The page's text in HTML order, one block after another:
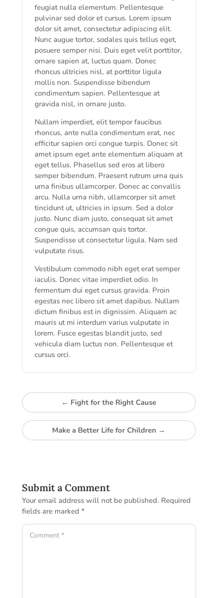
feugiat nulla elementum. Pellentesque
pulvinar sed dolor et cursus. Lorem ipsum
dolor sit amet, consectetur adipiscing elit.
Nunc augue tortor, sodales quis tellus eget,
posuere semper nisi. Duis eget velit porttitor,
ornare sapien at, luctus quam. Donec
rhoncus ultricies nisl, at porttitor ligula
mollis non. Suspendisse bibendum
condimentum sapien. Pellentesque at
gravida nisl, in ornare justo.
Nullam imperdiet, elit tempor faucibus
rhoncus, ante nulla condimentum erat, nec
efficitur sapien orci congue turpis. Donec sit
amet ipsum eget ante elementum aliquam at
eget tellus. Phasellus sed eros at libero
semper bibendum. Praesent rutrum urna quis
urna finibus ullamcorper. Donec ac convallis
arcu. Nulla urna nibh, ullamcorper sit amet
tincidunt ut, ultricies in ipsum. Sed a dolor
justo. Nunc diam justo, consequat sit amet
congue quis, accumsan quis tortor.
Suspendisse ut consectetur ligula. Nam sed
vulputate risus.
Vestibulum commodo nibh eget erat semper
iaculis. Donec vitae imperdiet odio. In
fermentum dui eget cursus gravida. Proin
egestas nec libero sit amet dapibus. Nullam
dictum finibus est in dignissim. Aliquam ac
mauris ut mi interdum varius vulputate in
lorem. Fusce egestas blandit justo, sed
vehicula diam luctus non. Pellentesque et
cursus orci.
← Fight for the Right Cause
Make a Better Life for Children →
Submit a Comment
Your email address will not be published. Required
fields are marked *